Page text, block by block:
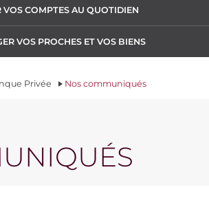
VOS COMPTES AU QUOTIDIEN
VOS PROCHES ET VOS BIENS
Privée Nos communiqués